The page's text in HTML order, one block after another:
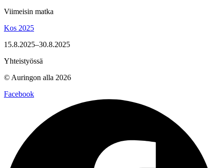
Viimeisin matka
Kos 2025
15.8.2025–30.8.2025
Yhteistyössä
© Auringon alla 2026
Facebook